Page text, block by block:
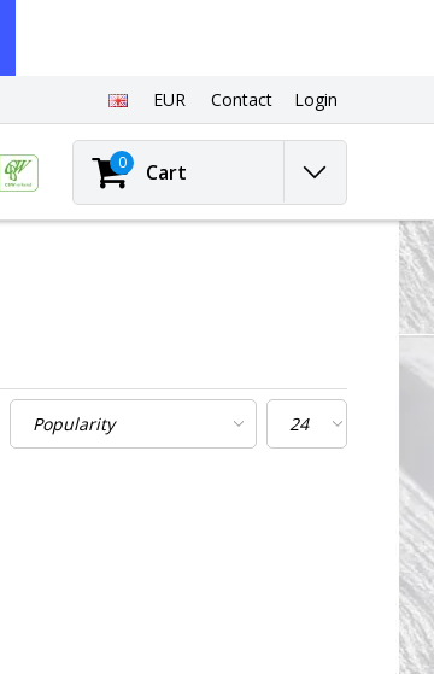
EUR Contact Login
0 Cart